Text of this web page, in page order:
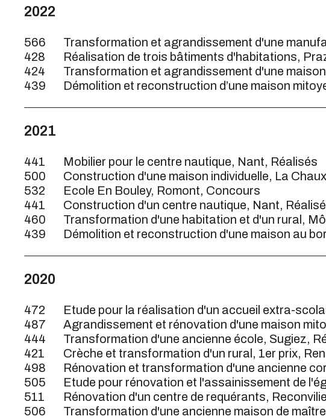
2022
566
Transformation et agrandissement d'une
428
Réalisation de trois bâtiments d'habitations,
424
Transformation et agrandissement d'une
439
Démolition et reconstruction d’une maison
2021
441
Mobilier pour le centre nautique, Nant, Réalisés
500
Construction d'une maison individuelle, La
532
Ecole En Bouley, Romont, Concours
441
Construction d'un centre nautique, Nant,
460
Transformation d'une habitation et d'un rural,
439
Démolition et reconstruction d'une maison au
2020
472
Etude pour la réalisation d'un accueil extra-
487
Agrandissement et rénovation d'une maison
444
Transformation d'une ancienne école, Sugiez,
421
Crèche et transformation d'un rural, 1er prix,
498
Rénovation et transformation d'une ancienne
505
Etude pour rénovation et l'assainissement de
511
Rénovation d'un centre de requérants,
506
Transformation d'une ancienne maison de